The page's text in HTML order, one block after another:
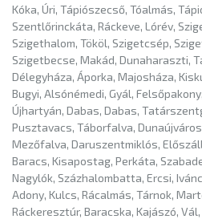
Kóka, Úri, Tápiószecső, Tóalmás,
Szentlőrinckáta, Ráckeve, Lórév,
Szigethalom, Tököl, Szigetcsép,
Szigetbecse, Makád, Dunaharaszti,
Délegyháza, Áporka, Majosháza,
Bugyi, Alsónémedi, Gyál,
Újhartyán, Dabas, Dabas,
Pusztavacs, Táborfalva,
Mezőfalva, Daruszentmiklós,
Baracs, Kisapostag, Perkáta,
Nagylók, Százhalombatta, Ercsi,
Adony, Kulcs, Rácalmás, Tárnok,
Ráckeresztúr, Baracska, Kajászó,